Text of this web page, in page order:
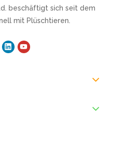
beschäftigt sich seit dem
mit Plüschtieren.